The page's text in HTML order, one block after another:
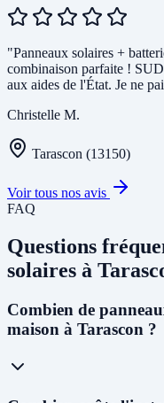
"Panneaux solaires +
combinaison parfaite !
aux aides de l'État. Je ne
Christelle M.
Tarascon (13150)
Voir tous nos avis
FAQ
Questions
solaires à
Combien de
maison à Tarascon ?